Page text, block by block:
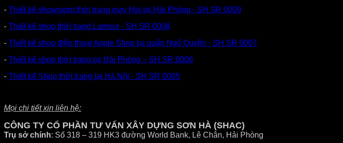
- Thiết kế showroom thời trang may Hai tại Hải Phòng - SH SR 0009
- Thiết kế shop thời trang Lamour - SH SR 0008
- Thiết kế shop điện thoại Apple Shop tại quận Ngô Quyền - SH SR 0007
- Thiết kế shop thời trang tại Hải Phòng – SH SR 0006
- Thiết kế Shop thời trang tại Hà Nội - SH SR 0005
Mọi chi tiết xin liên hệ:
CÔNG TY CỔ PHẦN TƯ VẤN XÂY DỰNG SƠN HÀ (SHAC)
Trụ sở chính: Số 318 – 319 HK3 đường World Bank, Lê Chân, Hải Phòng